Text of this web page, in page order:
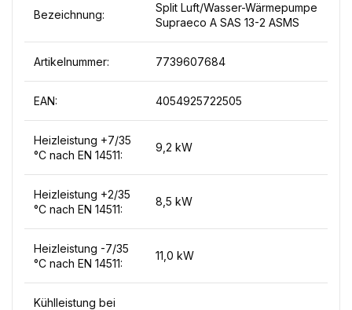
Bezeichnung:
Split Luft/Wasser-Wärmepumpe
Supraeco A SAS 13-2 ASMS
Artikelnummer: 7739607684
EAN: 4054925722505
Heizleistung +7/35
°C nach EN 14511:
9,2 kW
Heizleistung +2/35
°C nach EN 14511:
8,5 kW
Heizleistung -7/35
°C nach EN 14511:
11,0 kW
Kühlleistung bei